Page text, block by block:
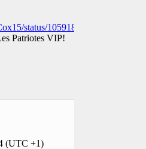
status/1059188427369918464
Patriotes VIP!
(UTC +1)